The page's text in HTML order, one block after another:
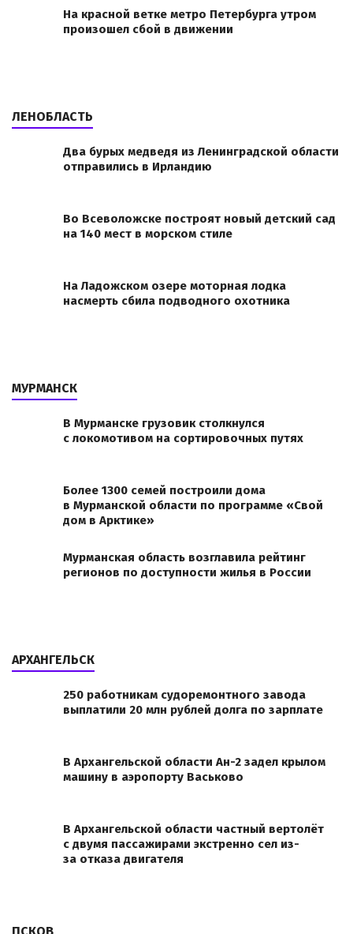
На красной ветке метро Петербурга утром
произошел сбой в движении
ЛЕНОБЛАСТЬ
Два бурых медведя из Ленинградской области
отправились в Ирландию
Во Всеволожске построят новый детский сад
на 140 мест в морском стиле
На Ладожском озере моторная лодка
насмерть сбила подводного охотника
МУРМАНСК
В Мурманске грузовик столкнулся
с локомотивом на сортировочных путях
Более 1300 семей построили дома
в Мурманской области по программе «Свой
дом в Арктике»
Мурманская область возглавила рейтинг
регионов по доступности жилья в России
АРХАНГЕЛЬСК
250 работникам судоремонтного завода
выплатили 20 млн рублей долга по зарплате
В Архангельской области Ан-2 задел крылом
машину в аэропорту Васьково
В Архангельской области частный вертолёт
с двумя пассажирами экстренно сел из-
за отказа двигателя